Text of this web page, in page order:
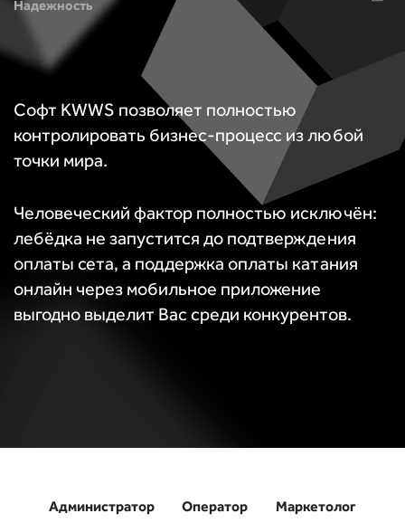
Надежность
Софт KWWS позволяет полностью
контролировать бизнес-процесс из любой
точки мира.
Человеческий фактор полностью исключён:
лебёдка не запустится до подтверждения
оплаты сета, а поддержка оплаты катания
онлайн через мобильное приложение
выгодно выделит Вас среди конкурентов.
Администратор Оператор Маркетолог